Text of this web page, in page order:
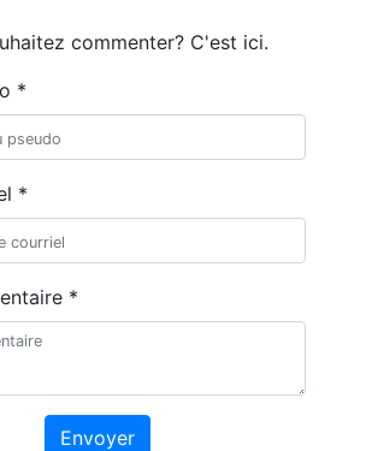
commenter? C'est ici.
*
*
*
Envoyer